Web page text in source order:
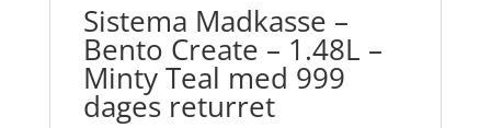
Sistema Madkasse –
Bento Create – 1.48L –
Minty Teal med 999
dages returret